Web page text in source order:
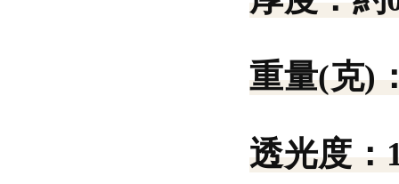
重量(克)
透光度：